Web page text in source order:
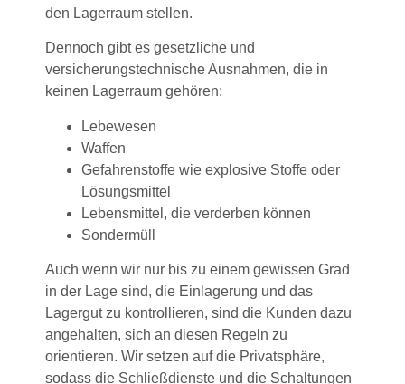
den Lagerraum stellen.
Dennoch gibt es gesetzliche und
versicherungstechnische Ausnahmen, die in
keinen Lagerraum gehören:
Lebewesen
Waffen
Gefahrenstoffe wie explosive Stoffe oder
Lösungsmittel
Lebensmittel, die verderben können
Sondermüll
Auch wenn wir nur bis zu einem gewissen Grad
in der Lage sind, die Einlagerung und das
Lagergut zu kontrollieren, sind die Kunden dazu
angehalten, sich an diesen Regeln zu
orientieren. Wir setzen auf die Privatsphäre,
sodass die Schließdienste und die Schaltungen